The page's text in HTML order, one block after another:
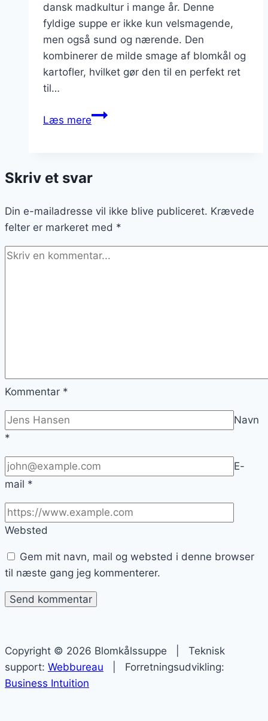
dansk madkultur i mange år. Denne
fyldige suppe er ikke kun velsmagende,
men også sund og nærende. Den
kombinerer de milde smage af blomkål og
kartofler, hvilket gør den til en perfekt ret
til…
Læs mereBlomkålssuppe
en
ret
Skriv et svar
Din e-mailadresse vil ikke blive publiceret. Krævede
felter er markeret med *
Kommentar *
Navn
*
E-
mail *
Websted
Gem mit navn, mail og websted i denne browser
til næste gang jeg kommenterer.
Copyright © 2026 Blomkålssuppe | Teknisk
support: Webbureau | Forretningsudvikling:
Business Intuition